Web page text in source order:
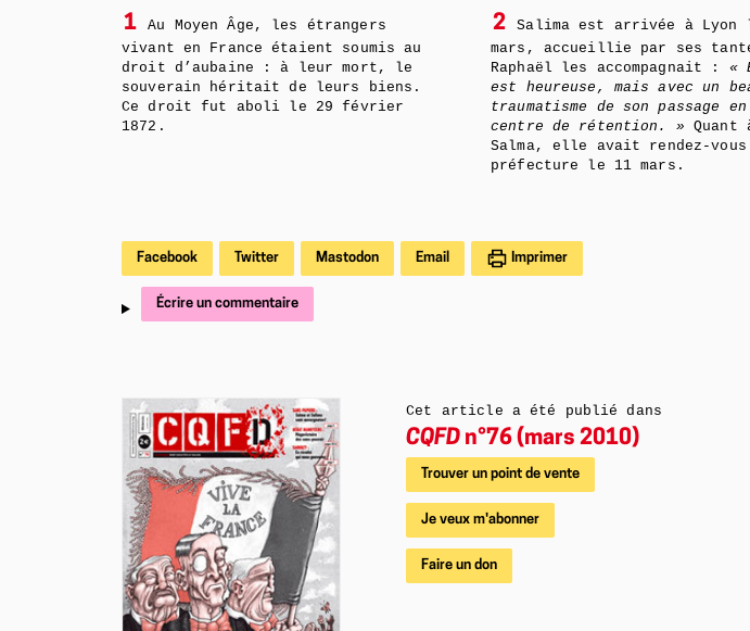
1
Au Moyen Âge, les étrangers
vivant en France étaient soumis au
droit d’aubaine : à leur mort, le
souverain héritait de leurs biens.
Ce droit fut aboli le 29 février
1872.
2
Salima est arrivée à Lyon
mars, accueillie par ses
Raphaël les accompagnait : «
est heureuse, mais avec un
traumatisme de son passage en
centre de rétention. » Quant
Salma, elle avait rendez-vous
préfecture le 11 mars.
Facebook Twitter Mastodon Email Imprimer
Écrire un commentaire
Cet article a été publié dans
CQFD n°76 (mars 2010)
Trouver un point de vente
Je veux m'abonner
Faire un don